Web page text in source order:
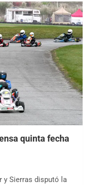
quinta fecha
y Sierras disputó la